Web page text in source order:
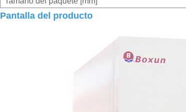
Pantalla del producto